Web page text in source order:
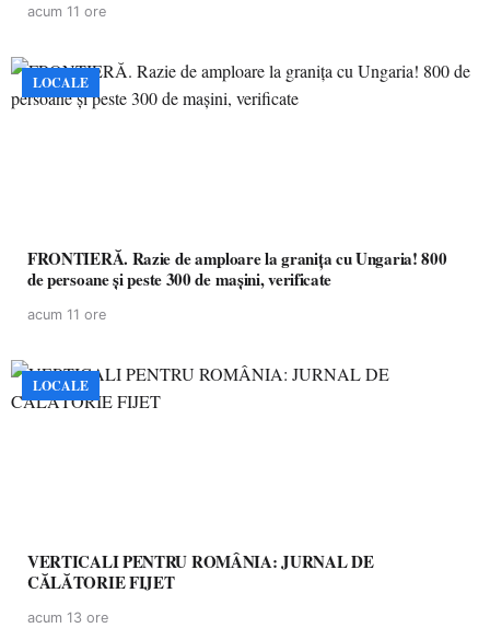
acum 11 ore
LOCALE
FRONTIERĂ. Razie de amploare la granița cu Ungaria! 800
de persoane și peste 300 de mașini, verificate
acum 11 ore
LOCALE
VERTICALI PENTRU ROMÂNIA: JURNAL DE
CĂLĂTORIE FIJET
acum 13 ore